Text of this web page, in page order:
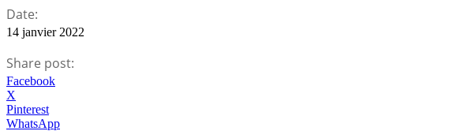
Date:
14 janvier 2022
Share post:
Facebook
X
Pinterest
WhatsApp